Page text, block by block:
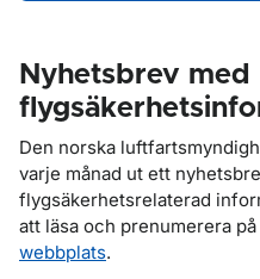
Nyhetsbrev med
Den norska
varje månad ut ett
flygsäkerhetsrelaterad
att läsa och prenumerera på
webbplats.